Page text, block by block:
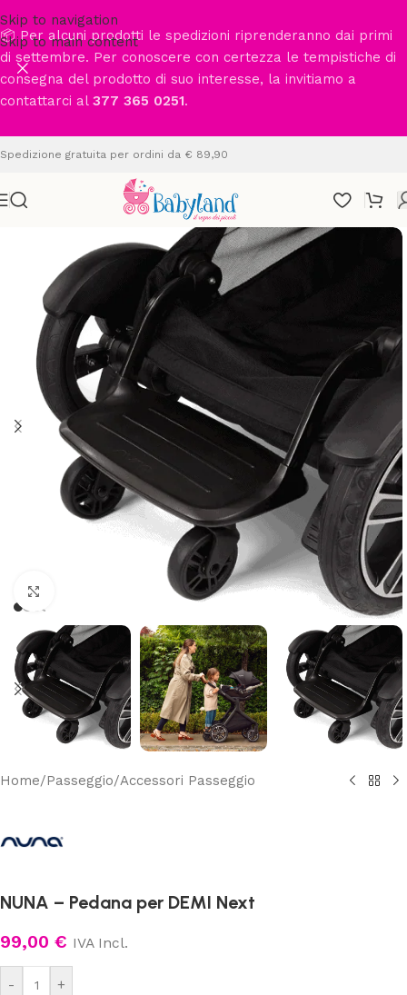
Skip to navigation
Skip to main content
📦 Per alcuni prodotti le spedizioni riprenderanno dai primi
di settembre. Per conoscere con certezza le tempistiche di
consegna del prodotto di suo interesse, la invitiamo a
contattarci al 377 365 0251.
Spedizione gratuita per ordini da € 89,90
Clicca per ingrandire
Home/Passeggio/Accessori Passeggio
NUNA – Pedana per DEMI Next
99,00 € IVA Incl.
- +